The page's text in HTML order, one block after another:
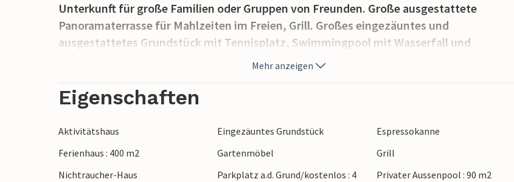
Unterkunft für große Familien oder Gruppen von Freunden. Große ausgestattete
Panoramaterrasse für Mahlzeiten im Freien, Grill. Großes eingezäuntes und
ausgestattetes Grundstück mit Tennisplatz, Swimmingpool mit Wasserfall und
Außendusche. Die bekanntesten Badeorte der Versilia-Küste mit feinen Sandstränden
sind leicht erreichbar: 5 km von Lido di Camaiore mit Geschäften aller Art, 5 km Viareggio,
6 km Marina di Pietrasanta, 12 km das mondäne Forte dei Marmi. 6 km Camaiore, 7 km
Pietrasanta , 28 km Lucca mit seinen Befestigungsmauern, 37 km Pisa mit dem schiefen
Turm (Flughafen).
Mehr anzeigen
Eigenschaften
Aktivitätshaus Eingezäuntes Grundstück
Espressokanne
Ferienhaus : 400 m2
Gartenmöbel
Grill
Nichtraucher-Haus
Parkplatz a.d. Grund/kostenlos : 4
Privater Aussenpool : 90 m2